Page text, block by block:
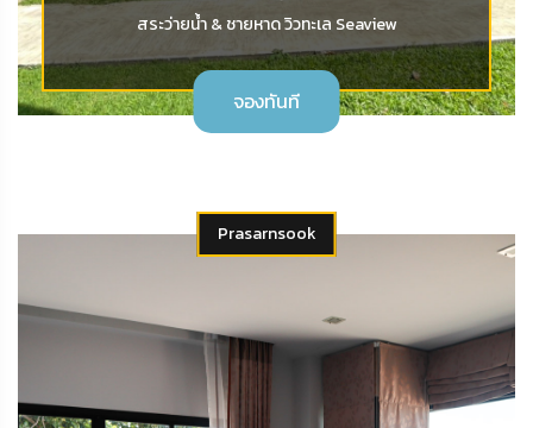
สระว่ายน้ำ & ชายหาด วิวทะเล Seaview
จองทันที
Prasarnsook